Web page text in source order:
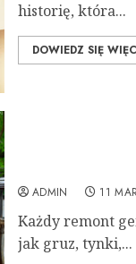
historię, która...
DOWIEDZ SIĘ
ADMIN 11
Każdy remont
jak gruz, tynki,...